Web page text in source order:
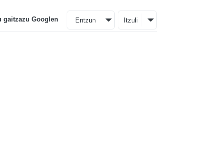
gaitzazu Googlen Entzun Itzuli